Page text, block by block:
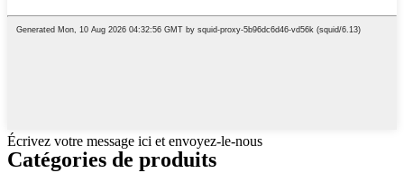
Écrivez votre message ici et envoyez-le-nous
Catégories de produits